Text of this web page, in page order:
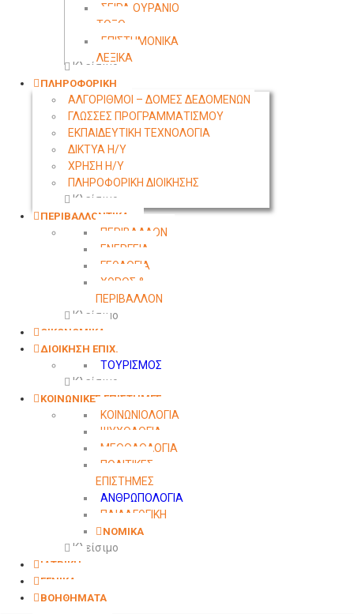
ΣΕΙΡΑ ΟΥΡΑΝΙΟ
ΤΟΞΟ
ΕΠΙΣΤΗΜΟΝΙΚΑ
ΛΕΞΙΚΑ
Κλείσιμο
ΠΛΗΡΟΦΟΡΙΚΗ
ΑΛΓΟΡΙΘΜΟΙ – ΔΟΜΕΣ ΔΕΔΟΜΕΝΩΝ
ΓΛΩΣΣΕΣ ΠΡΟΓΡΑΜΜΑΤΙΣΜΟΥ
ΕΚΠΑΙΔΕΥΤΙΚΗ ΤΕΧΝΟΛΟΓΙΑ
ΔΙΚΤΥΑ Η/Υ
ΧΡΗΣΗ Η/Υ
ΠΛΗΡΟΦΟΡΙΚΗ ΔΙΟΙΚΗΣΗΣ
Κλείσιμο
ΠΕΡΙΒΑΛΛΟΝΤΙΚΑ
ΠΕΡΙΒΑΛΛΟΝ
ΕΝΕΡΓΕΙΑ
ΓΕΩΛΟΓΙΑ
ΧΩΡΟΣ &
ΠΕΡΙΒΑΛΛΟΝ
Κλείσιμο
ΟΙΚΟΝΟΜΙΚΑ
ΔΙΟΙΚΗΣΗ ΕΠΙΧ.
ΤΟΥΡΙΣΜΟΣ
Κλείσιμο
ΚΟΙΝΩΝΙΚΕΣ ΕΠΙΣΤΗΜΕΣ
ΚΟΙΝΩΝΙΟΛΟΓΙΑ
ΨΥΧΟΛΟΓΙΑ
ΜΕΘΟΔΟΛΟΓΙΑ
ΠΟΛΙΤΙΚΕΣ
ΕΠΙΣΤΗΜΕΣ
ΑΝΘΡΩΠΟΛΟΓΙΑ
ΠΑΙΔΑΓΩΓΙΚΗ
ΝΟΜΙΚΑ
Κλείσιμο
ΙΑΤΡΙΚΗ
ΓΕΝΙΚΑ
ΒΟΗΘΗΜΑΤΑ